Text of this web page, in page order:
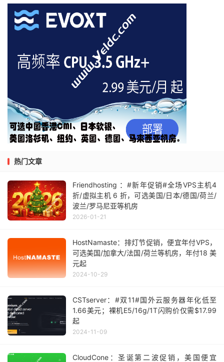
热门文章
Friendhosting ：#新年促销#全场VPS主机4
折/虚拟主机 6 折，可选美国/日本/德国/荷兰/
波兰/罗马尼亚等机房
2026-01-21
HostNamaste：排灯节促销，便宜年付VPS，
可选美国/加拿大/法国/荷兰等机房，年付18 美
元起
2024-10-29
CSTserver：#双11#国外云服务器年化低至
1.66美元；裸机E5/16g/1T闪购价仅需$17.99
起
2024-11-09
CloudCone：圣诞第二波促销，美国便宜